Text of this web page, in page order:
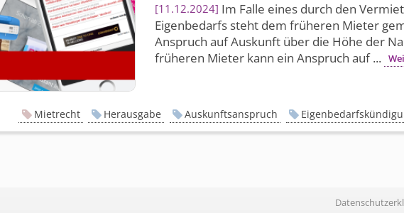
11.12.2024 Im Falle eines durch den
Eigenbedarfs steht dem früheren Mieter
Anspruch auf Auskunft über die Höhe der
früheren Mieter kann ein Anspruch auf ...
Mietrecht Herausgabe Auskunftsanspruch